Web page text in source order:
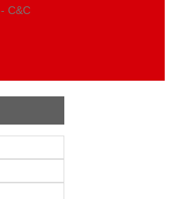
C&C